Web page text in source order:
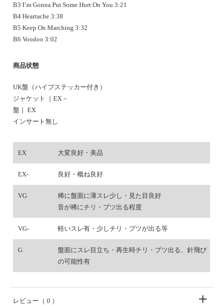
B3 I’m Gonna Put Some Hurt On You 3:21
B4 Heartache 3:38
B5 Keep On Marching 3:32
B6 Voodoo 3:02
商品状態
UK盤（ハイプステッカー付き）
ジャケット ｜EX－
盤｜ EX
インサート無し
EX 大変良好・美品
EX- 良好・概ね良好
VG
稀に盤面に薄スレ少し・見た目良好
音が稀にチリ・プツ出る程度
VG- 軽いスレ有・少しチリ・プツが出る等
G
盤面にスレ目立ち・再生時チリ・プツ出る、針飛び
の可能性有
レビュー （ 0 ）